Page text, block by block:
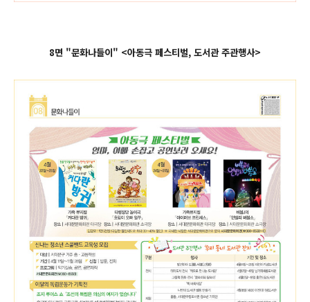
8면 "문화나들이" <아동극 페스티벌, 도서관 주관행사>